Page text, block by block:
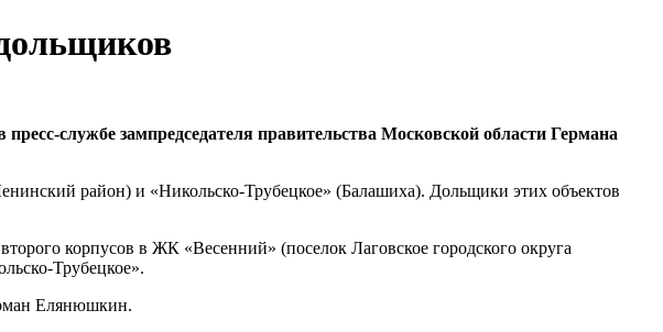
службе зампредседателя правительства Московской области Германа
район) и «Никольско-Трубецкое» (Балашиха). Дольщики этих объектов
корпусов в ЖК «Весенний» (поселок Лаговское городского округа
Трубецкое».
Елянюшкин.